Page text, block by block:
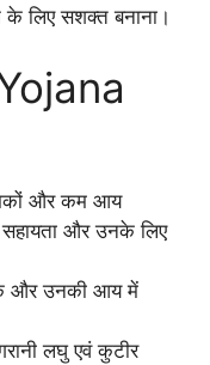
के लिए सशक्त बनाना।
और कम आय
सहायता और उनके लिए
और उनकी आय में
लघु एवं कुटीर